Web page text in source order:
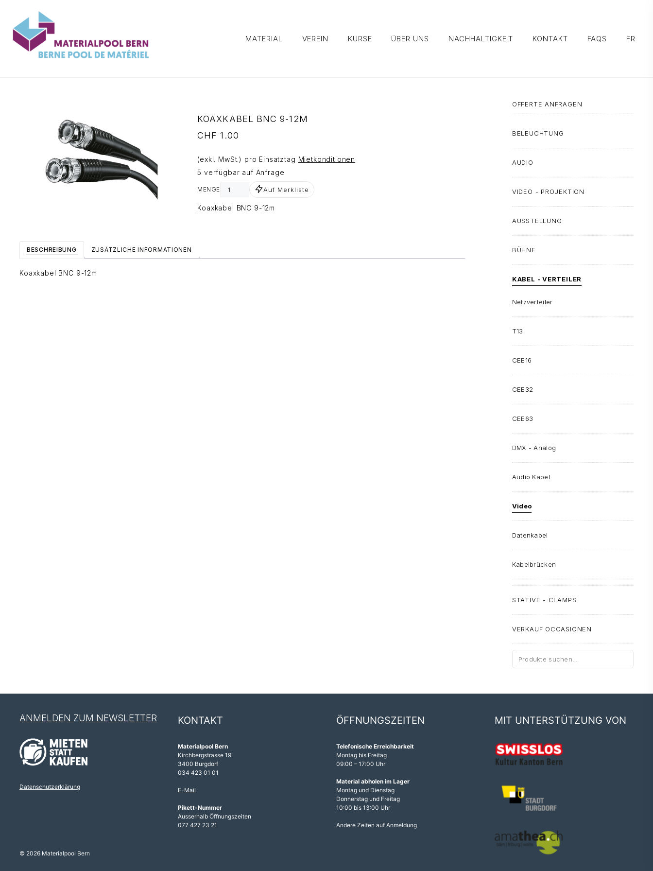
springen
MATERIAL VEREIN KURSE ÜBER UNS NACHHALTIGKEIT KONTAKT FAQS FR
KOAXKABEL BNC 9-12M
CHF 1.00
(exkl. MwSt.) pro Einsatztag Mietkonditionen
5 verfügbar auf Anfrage
MENGE Auf Merkliste
Koaxkabel BNC 9-12m
BESCHREIBUNG ZUSÄTZLICHE INFORMATIONEN
Koaxkabel BNC 9-12m
OFFERTE ANFRAGEN
BELEUCHTUNG
AUDIO
VIDEO - PROJEKTION
AUSSTELLUNG
BÜHNE
KABEL - VERTEILER
Netzverteiler
T13
CEE16
CEE32
CEE63
DMX - Analog
Audio Kabel
Video
Datenkabel
Kabelbrücken
STATIVE - CLAMPS
VERKAUF OCCASIONEN
Suche
nach:
ANMELDEN ZUM NEWSLETTER
Datenschutzerklärung
© 2026 Materialpool Bern
KONTAKT
Materialpool Bern
Kirchbergstrasse 19
3400 Burgdorf
034 423 01 01
E-Mail
Pikett-Nummer
Ausserhalb Öffnungszeiten
077 427 23 21
ÖFFNUNGSZEITEN
Telefonische Erreichbarkeit
Montag bis Freitag
09:00 – 17:00 Uhr
Material abholen im Lager
Montag und Dienstag
Donnerstag und Freitag
10:00 bis 13:00 Uhr
Andere Zeiten auf Anmeldung
MIT UNTERSTÜTZUNG VON